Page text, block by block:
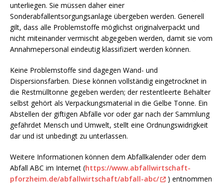
unterliegen. Sie müssen daher einer
Sonderabfallentsorgungsanlage übergeben werden. Generell
gilt, dass alle Problemstoffe möglichst originalverpackt und
nicht miteinander vermischt abgegeben werden, damit sie vom
Annahmepersonal eindeutig klassifiziert werden können.
Keine Problemstoffe sind dagegen Wand- und
Dispersionsfarben. Diese können vollständig eingetrocknet in
die Restmülltonne gegeben werden; der restentleerte Behälter
selbst gehört als Verpackungsmaterial in die Gelbe Tonne. Ein
Abstellen der giftigen Abfälle vor oder gar nach der Sammlung
gefährdet Mensch und Umwelt, stellt eine Ordnungswidrigkeit
dar und ist unbedingt zu unterlassen.
Weitere Informationen können dem Abfallkalender oder dem
Abfall ABC im Internet (https://www.abfallwirtschaft-
pforzheim.de/abfallwirtschaft/abfall-abc/
) entnommen